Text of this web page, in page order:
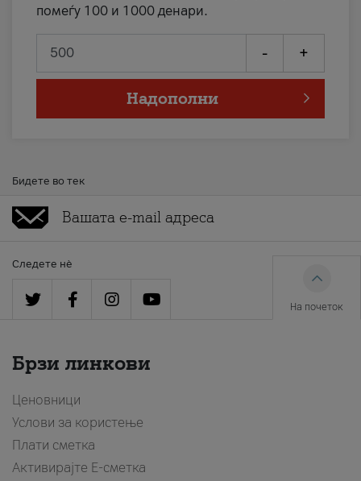
помеѓу 100 и 1000 денари.
- +
Надополни
Бидете во тек
Следете нè
На почеток
Брзи линкови
Ценовници
Услови за користење
Плати сметка
Активирајте Е-сметка